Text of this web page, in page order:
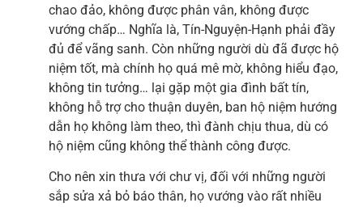
chao đảo, không được phân vân, không được
vướng chấp… Nghĩa là, Tín-Nguyện-Hạnh phải đầy
đủ để vãng sanh. Còn những người dù đã được hộ
niệm tốt, mà chính họ quá mê mờ, không hiểu đạo,
không tin tưởng… lại gặp một gia đình bất tín,
không hỗ trợ cho thuận duyên, ban hộ niệm hướng
dẫn họ không làm theo, thì đành chịu thua, dù có
hộ niệm cũng không thể thành công được.
Cho nên xin thưa với chư vị, đối với những người
sắp sửa xả bỏ báo thân, họ vướng vào rất nhiều